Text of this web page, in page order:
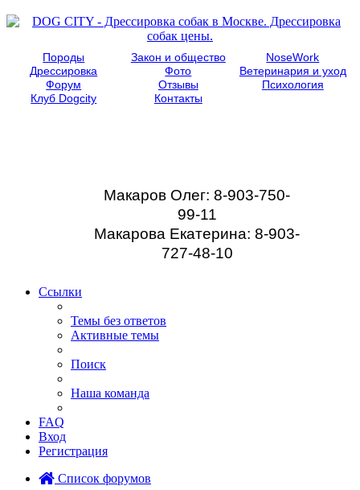
Породы Закон и общество
NoseWork
Дрессировка
Фото
Ветеринария и уход
Форум
Отзывы
Психология
Клуб Dogcity
Контакты
Макаров Олег: 8-903-750-
99-11
Макарова Екатерина: 8-903-
727-48-10
Ссылки
Темы без ответов
Активные темы
Поиск
Наша команда
FAQ
Вход
Регистрация
Список форумов